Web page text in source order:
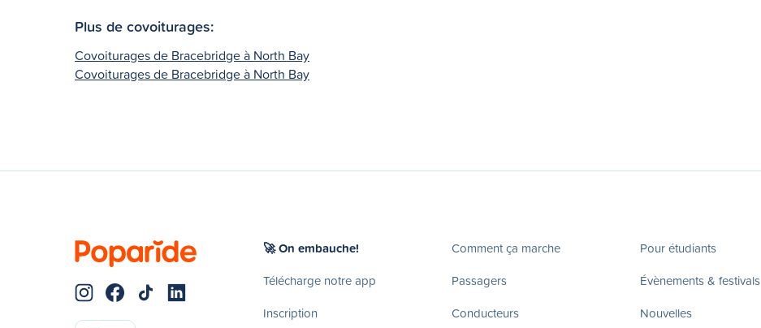
Plus de covoiturages:
Covoiturages de Bracebridge à North Bay
Covoiturages de Bracebridge à North Bay
🚀 On embauche!
Télécharge notre app
Inscription
Comment ça marche
Passagers
Conducteurs
Pour étudiants
Évènements & festivals
Nouvelles